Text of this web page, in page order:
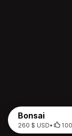
Bonsai
260 $ USD•